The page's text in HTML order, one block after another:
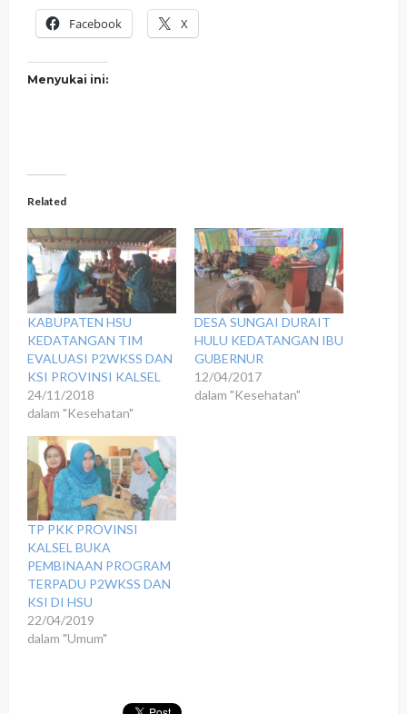
Facebook X
Menyukai ini:
Related
KABUPATEN HSU
KEDATANGAN TIM
EVALUASI P2WKSS DAN
KSI PROVINSI KALSEL
24/11/2018
dalam "Kesehatan"
DESA SUNGAI DURAIT
HULU KEDATANGAN IBU
GUBERNUR
12/04/2017
dalam "Kesehatan"
TP PKK PROVINSI
KALSEL BUKA
PEMBINAAN PROGRAM
TERPADU P2WKSS DAN
KSI DI HSU
22/04/2019
dalam "Umum"